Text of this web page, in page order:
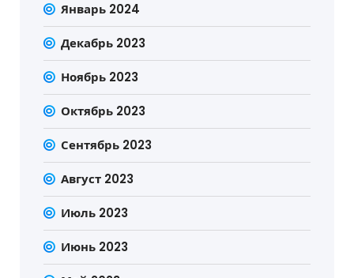
Январь 2024
Декабрь 2023
Ноябрь 2023
Октябрь 2023
Сентябрь 2023
Август 2023
Июль 2023
Июнь 2023